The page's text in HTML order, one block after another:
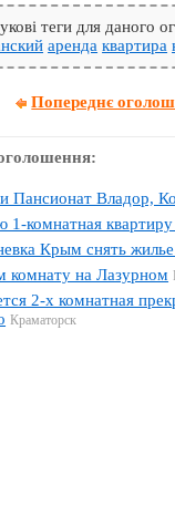
теги для даного
аренда квартира
Попереднє
Пансионат Владор,
1-комнатная
Крым снять
комнату на Лазурном
2-х комнатная
Краматорск